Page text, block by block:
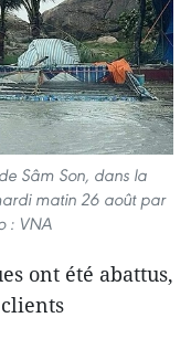
Sâm Son, dans la
matin 26 août par
: VNA
ont été abattus,